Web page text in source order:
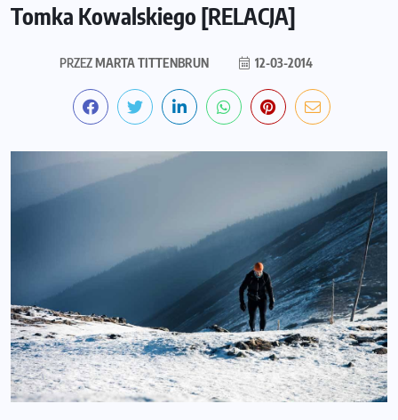
Tomka Kowalskiego [RELACJA]
PRZEZMARTA TITTENBRUN 12-03-2014